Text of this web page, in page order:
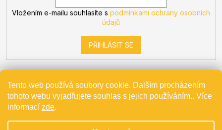
Tento web používá soubory cookie. Dalším procházením
tohoto webu vyjadřujete souhlas s jejich používáním.. Více
informací zde.
Vložením e-mailu souhlasíte s podmínkami ochrany osobních
údajů
PŘIHLÁSIT SE